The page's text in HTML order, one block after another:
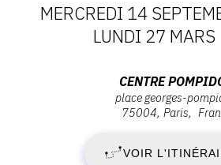
SUIVEZ-
FACEBOOK
:
14
MERCREDI 14
LUNDI 27
CENTRE
place georges-
75004 Paris
VOIR